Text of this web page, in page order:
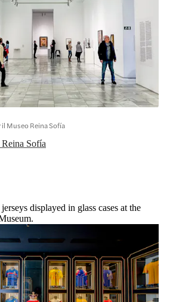
Sofía
Museo Reina Sofía
displayed in glass cases at the